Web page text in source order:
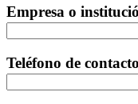
Empresa o
Teléfono de